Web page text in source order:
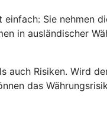
Sie nehmen
in ausländischer
auch Risiken. Wird
das